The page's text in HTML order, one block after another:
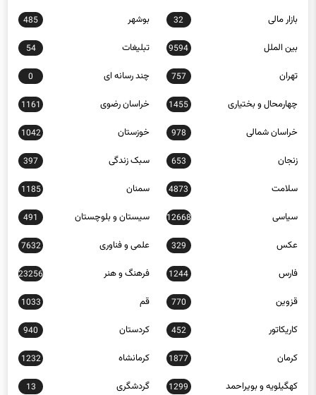
بازار مالی 32 بوشهر 485
بین الملل 9594 تبلیغات 54
تهران 757 چند رسانه ای 0
چهارمحال و بختیاری 1455 خراسان رضوی 1161
خراسان شمالی 978 خوزستان 1042
زنجان 653 سبک زندگی 397
سلامت 4873 سمنان 1185
سیاسی 12668 سیستان و بلوچستان 491
عکس 329 علمی و فناوری 7632
فارس 1244 فرهنگ و هنر 23256
قزوین 770 قم 1033
کاریکاتور 452 کردستان 940
کرمان 1877 کرمانشاه 1232
کهگیلویه و بویراحمد 1299 گردشگری 13